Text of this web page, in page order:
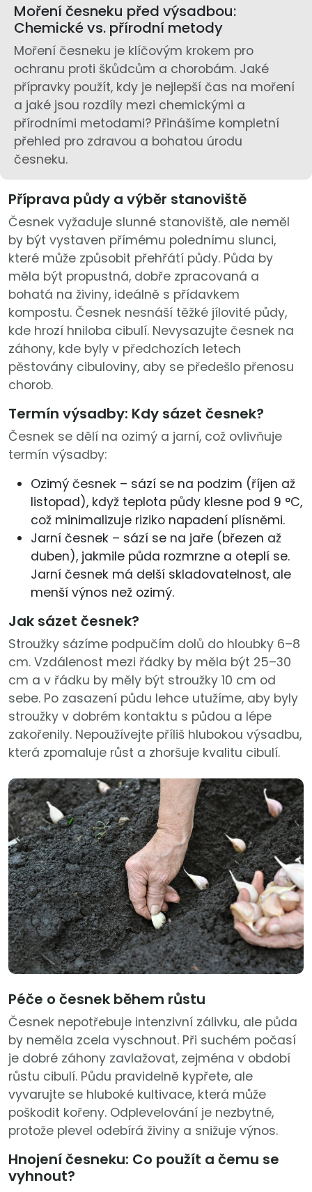
Moření česneku před výsadbou:
Chemické vs. přírodní metody
Moření česneku je klíčovým krokem pro
ochranu proti škůdcům a chorobám. Jaké
přípravky použít, kdy je nejlepší čas na moření
a jaké jsou rozdíly mezi chemickými a
přírodními metodami? Přinášíme kompletní
přehled pro zdravou a bohatou úrodu
česneku.
Příprava půdy a výběr stanoviště
Česnek vyžaduje slunné stanoviště, ale neměl
by být vystaven přímému polednímu slunci,
které může způsobit přehřátí půdy. Půda by
měla být propustná, dobře zpracovaná a
bohatá na živiny, ideálně s přídavkem
kompostu. Česnek nesnáší těžké jílovité půdy,
kde hrozí hniloba cibulí. Nevysazujte česnek na
záhony, kde byly v předchozích letech
pěstovány cibuloviny, aby se předešlo přenosu
chorob.
Termín výsadby: Kdy sázet česnek?
Česnek se dělí na ozimý a jarní, což ovlivňuje
termín výsadby:
Ozimý česnek – sází se na podzim (říjen až
listopad), když teplota půdy klesne pod 9 °C,
což minimalizuje riziko napadení plísněmi.
Jarní česnek – sází se na jaře (březen až
duben), jakmile půda rozmrzne a oteplí se.
Jarní česnek má delší skladovatelnost, ale
menší výnos než ozimý.
Jak sázet česnek?
Stroužky sázíme podpučím dolů do hloubky 6–8
cm. Vzdálenost mezi řádky by měla být 25–30
cm a v řádku by měly být stroužky 10 cm od
sebe. Po zasazení půdu lehce utužíme, aby byly
stroužky v dobrém kontaktu s půdou a lépe
zakořenily. Nepoužívejte příliš hlubokou výsadbu,
která zpomaluje růst a zhoršuje kvalitu cibulí.
Péče o česnek během růstu
Česnek nepotřebuje intenzivní zálivku, ale půda
by neměla zcela vyschnout. Při suchém počasí
je dobré záhony zavlažovat, zejména v období
růstu cibulí. Půdu pravidelně kypřete, ale
vyvarujte se hluboké kultivace, která může
poškodit kořeny. Odplevelování je nezbytné,
protože plevel odebírá živiny a snižuje výnos.
Hnojení česneku: Co použít a čemu se
vyhnout?